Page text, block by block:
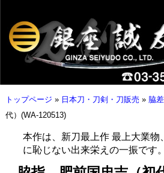
トップページ » 日本刀・刀剣・刀販売 » 脇差
代）(WA-120513)
本作は、新刀最上作 最上大業物
に恥じない出来栄えの一振です。